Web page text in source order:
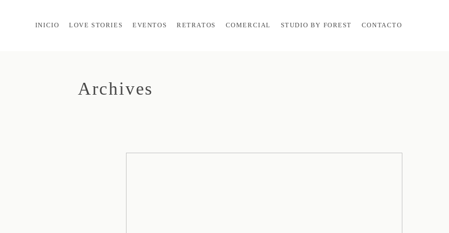
INICIO LOVE STORIES EVENTOS RETRATOS COMERCIAL STUDIO BY FOREST CONTACTO
Archives